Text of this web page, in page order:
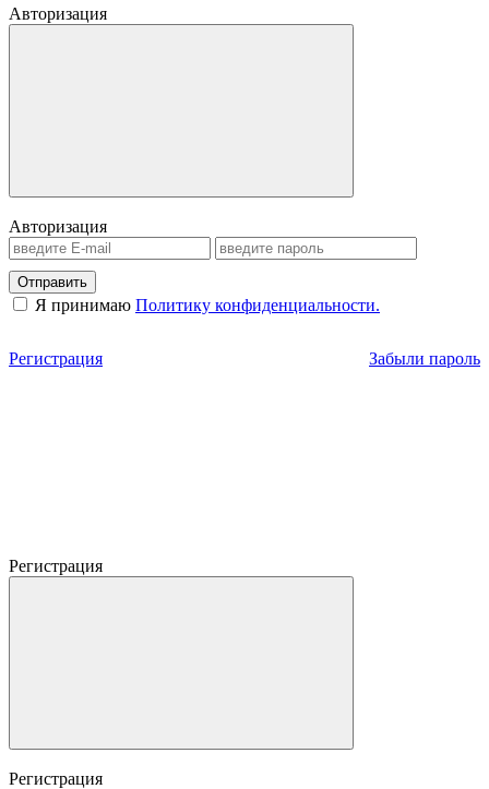
Авторизация
Авторизация
Отправить
Я принимаю Политику конфиденциальности.
Регистрация Забыли пароль
Регистрация
Регистрация